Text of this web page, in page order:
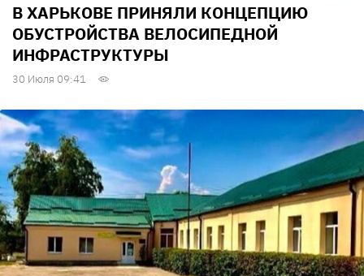
В ХАРЬКОВЕ ПРИНЯЛИ КОНЦЕПЦИЮ
ОБУСТРОЙСТВА ВЕЛОСИПЕДНОЙ
ИНФРАСТРУКТУРЫ
30 Июля 09:41